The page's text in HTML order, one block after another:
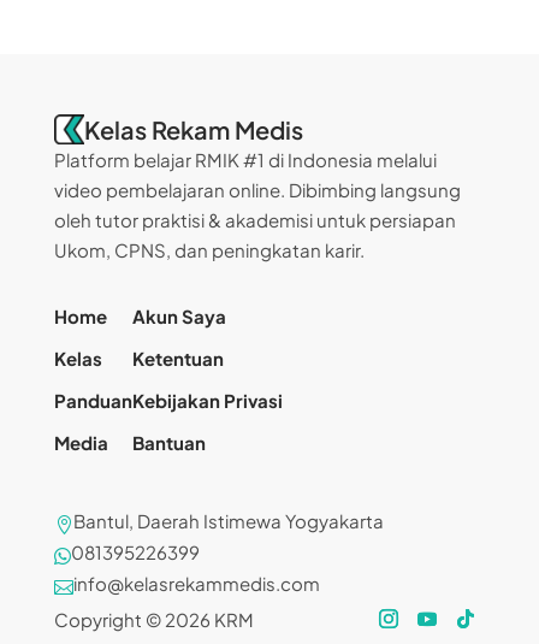
Kelas Rekam Medis
Platform belajar RMIK #1 di Indonesia melalui
video pembelajaran online. Dibimbing langsung
oleh tutor praktisi & akademisi untuk persiapan
Ukom, CPNS, dan peningkatan karir.
Home
Kelas
Panduan
Media
Akun Saya
Ketentuan
Kebijakan Privasi
Bantuan
Bantul, Daerah Istimewa Yogyakarta
081395226399
info@kelasrekammedis.com
Copyright © 2026 KRM